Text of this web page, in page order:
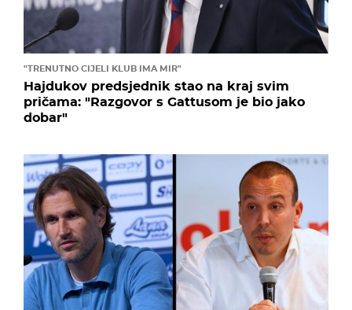
"TRENUTNO CIJELI KLUB IMA MIR"
Hajdukov predsjednik stao na kraj svim
pričama: "Razgovor s Gattusom je bio jako
dobar"